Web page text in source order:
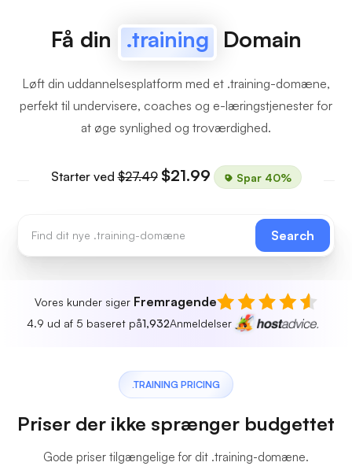
Få din .training Domain
Løft din uddannelsesplatform med et .training-domæne,
perfekt til undervisere, coaches og e-læringstjenester for
at øge synlighed og troværdighed.
Starter ved$27.49 $21.99 Spar 40%
Search
Vores kunder siger Fremragende
4.9 ud af 5 baseret på1,932Anmeldelser
.TRAINING PRICING
Priser der ikke sprænger budgettet
Gode priser tilgængelige for dit .training-domæne.